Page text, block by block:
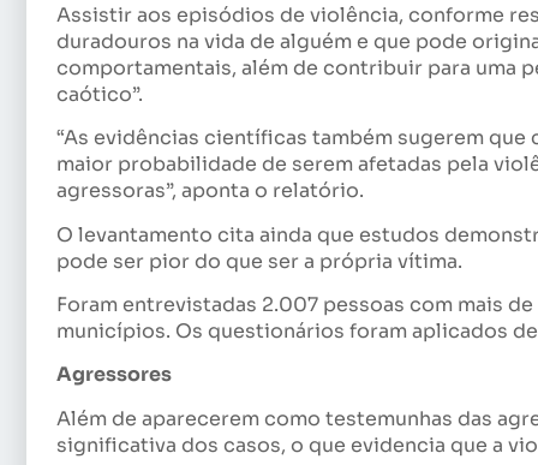
Assistir aos episódios de violência, conforme
duradouros na vida de alguém e que pode
comportamentais, além de contribuir para uma
caótico”.
“As evidências científicas também sugerem
maior probabilidade de serem afetadas pela
agressoras”, aponta o relatório.
O levantamento cita ainda que estudos
pode ser pior do que ser a própria vítima.
Foram entrevistadas 2.007 pessoas com mais
municípios. Os questionários foram aplicados
Agressores
Além de aparecerem como testemunhas das
significativa dos casos, o que evidencia que a